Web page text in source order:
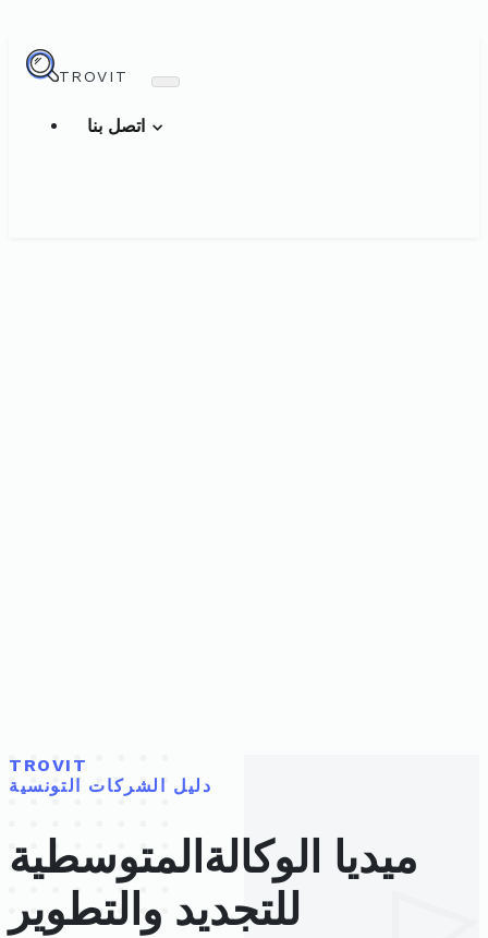
TROVIT
TROVIT
دليل الشركات التونسية
ميديا الوكالةالمتوسطية
للتجديد والتطوير